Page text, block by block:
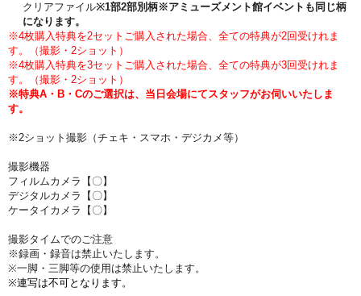
クリアファイル※1部2部別柄※アミューズメント館イベントも同じ柄
になります。
※4枚購入特典を2セットご購入された場合、全ての特典が2回受けれま
す。（撮影・2ショット）
※4枚購入特典を3セットご購入された場合、全ての特典が3回受けれま
す。（撮影・2ショット）
※特典A・B・Cのご選択は、当日会場にてスタッフがお伺いいたしま
す。
※2ショット撮影（チェキ・スマホ・デジカメ等）
撮影機器
フィルムカメラ【〇】
デジタルカメラ【〇】
ケータイカメラ【〇】
撮影タイムでのご注意
※録画・録音は禁止いたします。
※一脚・三脚等の使用は禁止いたします。
※連写は不可となります。